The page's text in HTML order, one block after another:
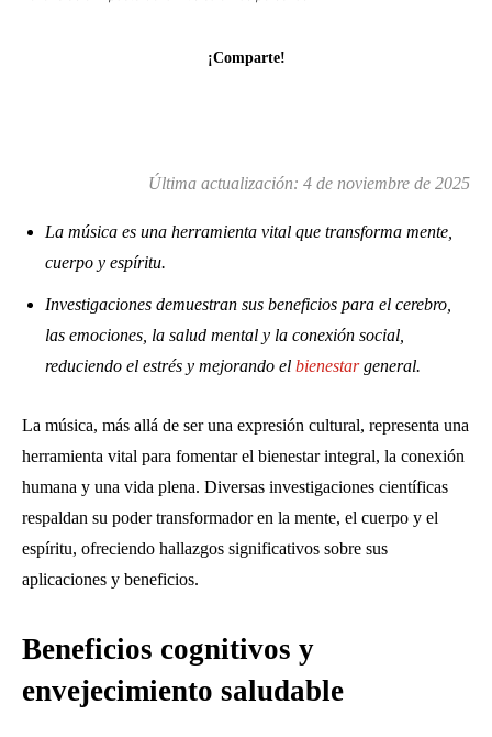
¡Comparte!
Última actualización: 4 de noviembre de 2025
La música es una herramienta vital que transforma mente,
cuerpo y espíritu.
Investigaciones demuestran sus beneficios para el cerebro,
las emociones, la salud mental y la conexión social,
reduciendo el estrés y mejorando el bienestargeneral.
La música, más allá de ser una expresión cultural, representa una
herramienta vital para fomentar el bienestar integral, la conexión
humana y una vida plena. Diversas investigaciones científicas
respaldan su poder transformador en la mente, el cuerpo y el
espíritu, ofreciendo hallazgos significativos sobre sus
aplicaciones y beneficios.
Beneficios cognitivos y
envejecimiento saludable